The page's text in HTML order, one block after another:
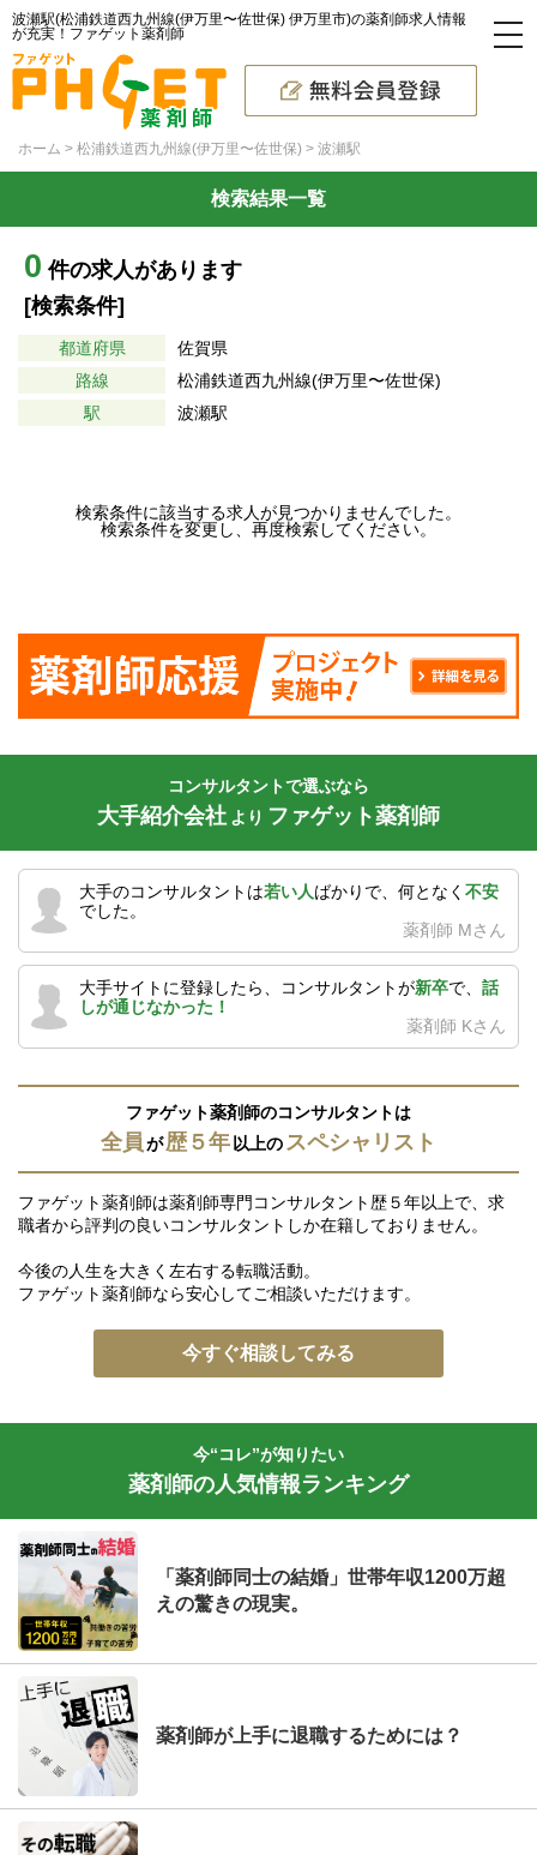
波瀬駅(松浦鉄道西九州線(伊万里〜佐世保) 伊万里市)の薬剤師求人情報
が充実！ファゲット薬剤師
ホーム 松浦鉄道西九州線(伊万里〜佐世保) 波瀬駅
検索結果一覧
0 件の求人があります
[検索条件]
都道府県
佐賀県
路線
松浦鉄道西九州線(伊万里〜佐世保)
駅
波瀬駅
検索条件に該当する求人が見つかりませんでした。
検索条件を変更し、再度検索してください。
コンサルタントで選ぶなら
大手紹介会社 より ファゲット薬剤師
大手のコンサルタントは若い人ばかりで、何となく 不安
でした。
薬剤師 Mさん
大手サイトに登録したら、コンサルタントが新卒で、 話
しが通じなかった！
薬剤師 Kさん
ファゲット薬剤師のコンサルタントは
全員が歴５年 以上の スペシャリスト
ファゲット薬剤師は薬剤師専門コンサルタント歴５年以上で、求
職者から評判の良いコンサルタントしか在籍しておりません。
今後の人生を大きく左右する転職活動。
ファゲット薬剤師なら安心してご相談いただけます。
今すぐ相談してみる
今“コレ”が知りたい
薬剤師の人気情報ランキング
「薬剤師同士の結婚」世帯年収1200万超
えの驚きの現実。
薬剤師が上手に退職するためには？